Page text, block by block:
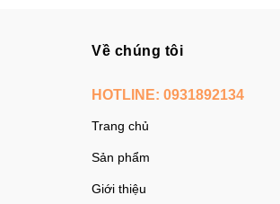
Về chúng tôi
HOTLINE: 0931892134
Trang chủ
Sản phẩm
Giới thiệu